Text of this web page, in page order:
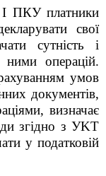
I ПКУплатники
свої
сутність i
ними операцій.
умов
документів,
визначає
згідно з УKT
у податковій